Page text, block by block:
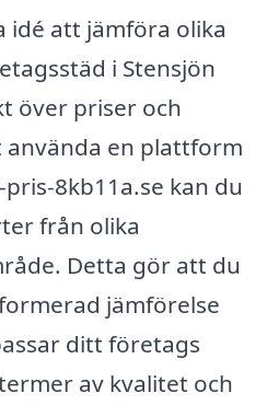
idé att jämföra olika
i Stensjön
över priser och
använda en plattform
8kb11a.se kan du
från olika
Detta gör att du
jämförelse
ditt företags
av kvalitet och